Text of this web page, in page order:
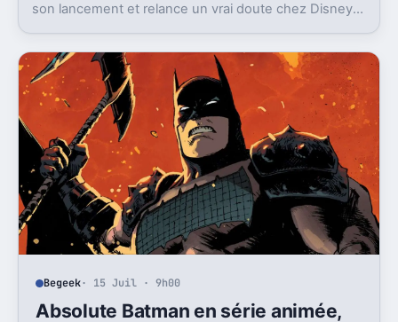
son lancement et relance un vrai doute chez Disney
Begeek· 15 Juil · 9h00
Absolute Batman en série animée,